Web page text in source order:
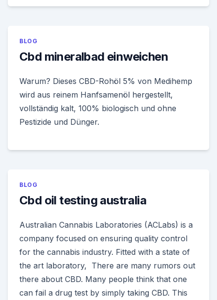
BLOG
Cbd mineralbad einweichen
Warum? Dieses CBD-Rohöl 5% von Medihemp
wird aus reinem Hanfsamenöl hergestellt,
vollständig kalt, 100% biologisch und ohne
Pestizide und Dünger.
BLOG
Cbd oil testing australia
Australian Cannabis Laboratories (ACLabs) is a
company focused on ensuring quality control
for the cannabis industry. Fitted with a state of
the art laboratory, There are many rumors out
there about CBD. Many people think that one
can fail a drug test by simply taking CBD. This